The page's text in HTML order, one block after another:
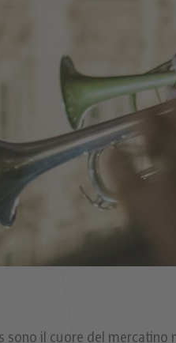
sono il cuore del mercatino